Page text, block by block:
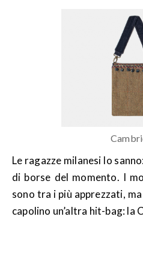
Le ragazze milanesi lo
di borse del momento. I
sono tra i più apprezzati,
capolino un’altra hit-bag: la